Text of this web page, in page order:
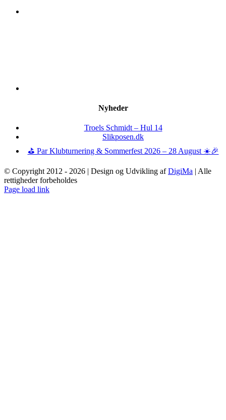
Nyheder
Troels Schmidt – Hul 14
Slikposen.dk
⛳ Par Klubturnering & Sommerfest 2026 – 28 August ☀️🎉
© Copyright 2012 - 2026 | Design og Udvikling afDigiMa | Alle
rettigheder forbeholdes
Page load link